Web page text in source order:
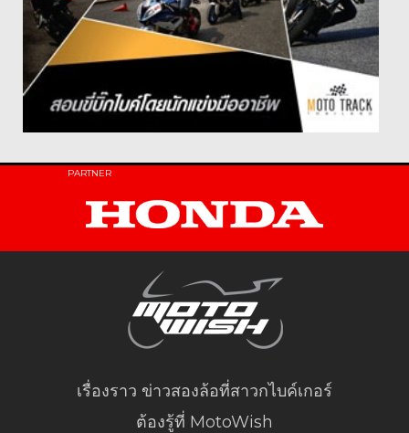
PARTNER
เรื่องราว ข่าวสองล้อที่สาวกไบค์เกอร์
ต้องรู้ที่ MotoWish